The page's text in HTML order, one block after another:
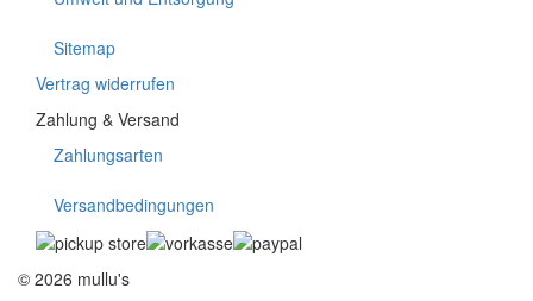
Sitemap
Vertrag widerrufen
Zahlung & Versand
Zahlungsarten
Versandbedingungen
© 2026 mullu's